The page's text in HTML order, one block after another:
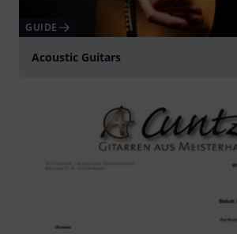
GUIDE
Acoustic Guitars